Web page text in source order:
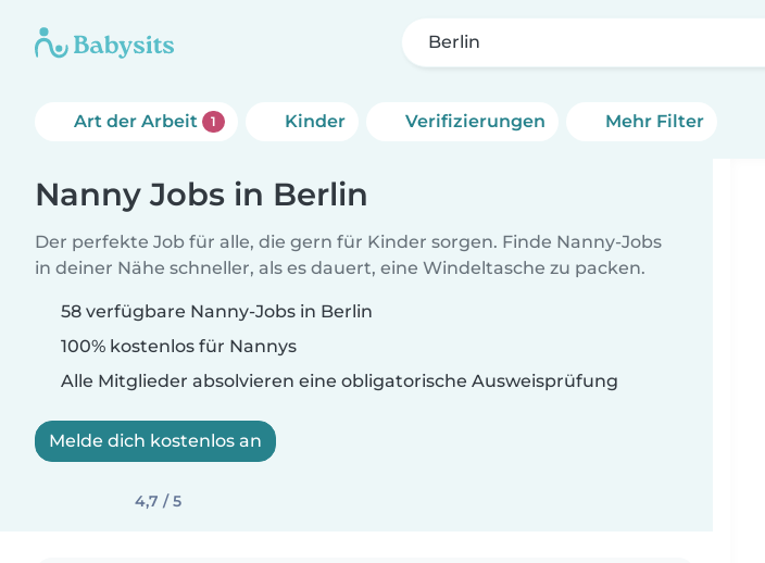
Berlin
Art der Arbeit 1 Kinder Verifizierungen Mehr Filter
Nanny Jobs in Berlin
Der perfekte Job für alle, die gern für Kinder sorgen. Finde Nanny-Jobs
in deiner Nähe schneller, als es dauert, eine Windeltasche zu packen.
58 verfügbare Nanny-Jobs in Berlin
100% kostenlos für Nannys
Alle Mitglieder absolvieren eine obligatorische Ausweisprüfung
Melde dich kostenlos an
4,7 / 5